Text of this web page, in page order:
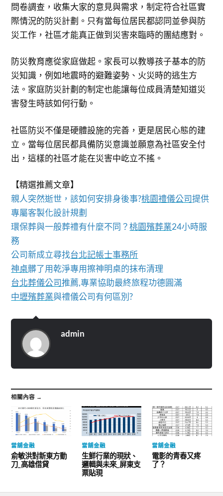
問卷調查，收集大家的意見與需求，制定符合社區實
際情況的防災計劃。只有當每位居民都認同並參與防
災工作，社區才能真正做到災害來臨時的團結應對。
防災教育應從家庭做起。家長可以教導孩子基本的防
災知識，例如地震時的避難姿勢、火災時的逃生方
法。家庭防災計劃的制定也能讓每位成員清楚知道災
害發生時該如何行動。
社區防災不僅是硬體設施的完善，更是居民心態的建
立。當每位居民都具備防災意識並願意為社區安全付
出，這樣的社區才能在災害中屹立不搖。
【精選推薦文章】
親人突然逝世，該如何安排身後事?桃園禮儀公司提供
專屬客製化設計規劃
環保葬與一般葬禮有什麼不同？桃園殯葬業24小時服
務
公司新成立尋找台北記帳士事務所
神桌髒了用乾淨專用擦神明桌的抹布清理
台北葬儀公司推薦,專業協助最終旅程功德圓滿
中壢殯葬業與禮儀公司有何區別?
admin
相關內容 →
當舖金融
俞敏洪對新東方動
刀_高雄借貸
當舖金融
生鮮行業的現狀、
邏輯與未來_屏東支
票貼現
當舖金融
電影的青春又疼
了？